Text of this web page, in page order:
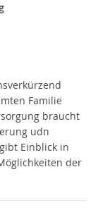
Familie
braucht
udn
Einblick in
der